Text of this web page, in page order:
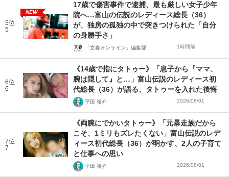
5位
5
NEW
17歳で傷害事件で逮捕、最も厳しい女子少年
院へ…富山の伝説のレディース総長（36）
が、独房の孤独の中で突きつけられた「自分
の身勝手さ」
「文春オンライン」編集部 1時間前
6位
6
《14歳で指にタトゥー》「息子から『ママ、
腕は隠して』と…」富山伝説のレディース初
代総長（36）が語る、タトゥーを入れた後悔
平田 裕介 2026/08/01
7位
7
《両腕にでかいタトゥー》「元暴走族だから
こそ、1ミリもズレたくない」富山伝説のレデ
ィース初代総長（36）が明かす、2人の子育て
と仕事への思い
平田 裕介 2026/08/01